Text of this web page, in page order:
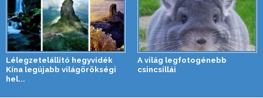
Lélegzetelállító hegyvidék
Kína legújabb világörökségi
hel...
A világ legfotogénebb
csincsillái